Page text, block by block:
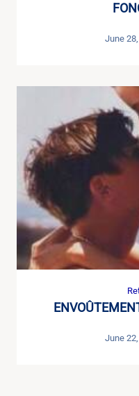
June
June